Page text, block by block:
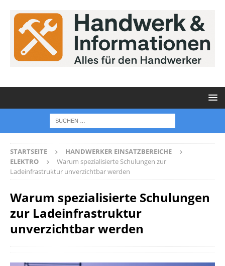
STARTSEITE
HANDWERKER EINSATZBEREICHE
ELEKTRO
Warum spezialisierte Schulungen zur
Ladeinfrastruktur unverzichtbar werden
Warum spezialisierte Schulungen
zur Ladeinfrastruktur
unverzichtbar werden